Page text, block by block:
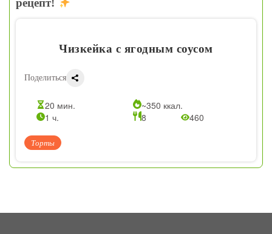
рецепт!
Чизкейка с ягодным соусом
Поделиться
20 мин.
~350 ккал.
1 ч.
8 460
Торты